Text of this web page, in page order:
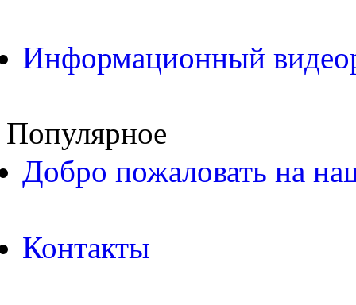
Информационный
Популярное
Добро пожаловать на
Контакты